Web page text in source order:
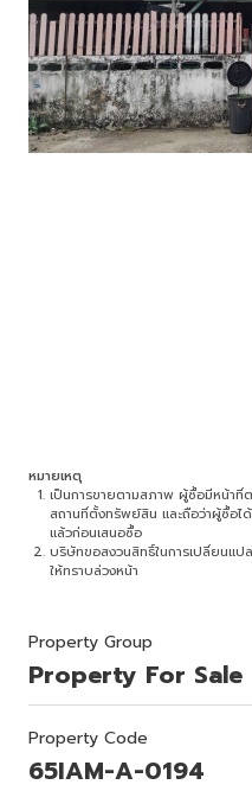
หมายเหตุ
เป็นการขายตามสภาพ ผู้ซื้อมีหน้า
สถานที่ตั้งทรัพย์สิน และถือว่าผู้ซื้อ
แล้วก่อนเสนอซื้อ
บริษัทขอสงวนสิทธิ์ในการเปลี่ยนแป
ให้ทราบล่วงหน้า
Property Group
Property For Sale
Property Code
65IAM-A-0194